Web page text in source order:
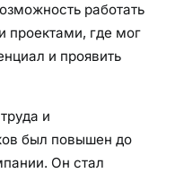
работать
где мог
и проявить
и
был повышен до
Он стал